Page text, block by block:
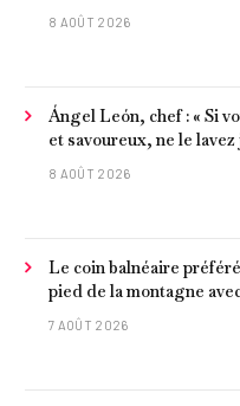
8 AOÛT 2026
Ángel León, chef : « Si
et savoureux, ne le
8 AOÛT 2026
Le coin balnéaire
pied de la montagne
poisson et criques isolées
7 AOÛT 2026